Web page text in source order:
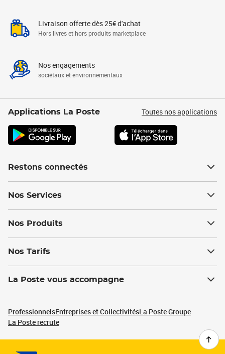
Livraison offerte dès 25€ d'achat
Hors livres et hors produits marketplace
Nos engagements
sociétaux et environnementaux
Applications La Poste Toutes nos applications
Restons connectés
Nos Services
Nos Produits
Nos Tarifs
La Poste vous accompagne
ProfessionnelsEntreprises et CollectivitésLa Poste Groupe
La Poste recrute